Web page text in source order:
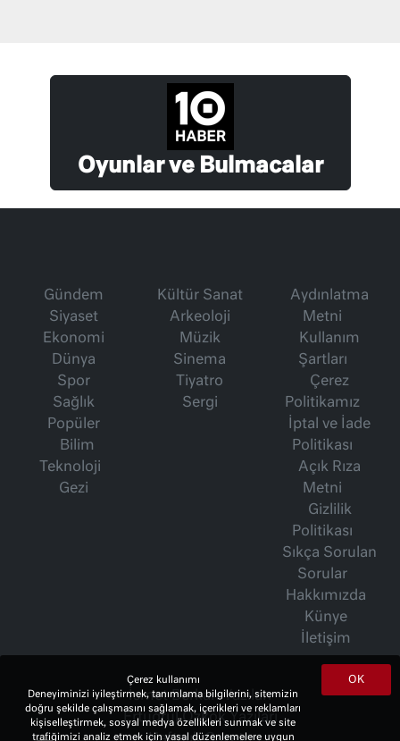
Oyunlar ve Bulmacalar
Gündem
Siyaset
Ekonomi
Dünya
Spor
Sağlık
Popüler
Bilim
Teknoloji
Gezi
Kültür Sanat
Arkeoloji
Müzik
Sinema
Tiyatro
Sergi
Aydınlatma
Metni
Kullanım
Şartları
Çerez
Politikamız
İptal ve İade
Politikası
Açık Rıza
Metni
Gizlilik
Politikası
Sıkça Sorulan
Sorular
Hakkımızda
Künye
İletişim
İsmet Berkan Yazıları
Ertuğrul Özkök Yazıları
OK
Çerez kullanımı
Deneyiminizi iyileştirmek, tanımlama bilgilerini, sitemizin
doğru şekilde çalışmasını sağlamak, içerikleri ve reklamları
kişiselleştirmek, sosyal medya özellikleri sunmak ve site
trafiğimizi analiz etmek için yasal düzenlemelere uygun